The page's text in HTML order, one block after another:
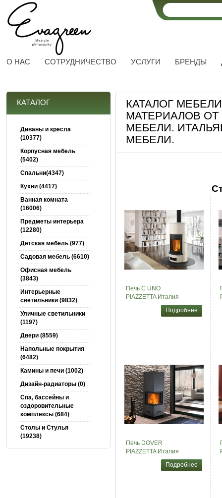
О НАС СОТРУДНИЧЕСТВО УСЛУГИ БРЕНДЫ
КАТАЛОГ
Диваны и кресла
(10377)
Корпусная мебель
(5402)
Спальни(4347)
Кухни (4417)
Ванная комната
(16006)
Предметы интерьера
(12280)
Детская мебель (977)
Садовая мебель (6610)
Офисная мебель
(3843)
Интерьерные
светильники (9832)
Уличные светильники
(1197)
Двери (8559)
Напольные покрытия
(6482)
Камины и печи (1002)
Дизайн-радиаторы (0)
Спа, бассейны и
оздоровительные
комплексы (684)
Столы и Cтулья
(19238)
КАТАЛОГ
МАТЕРИАЛОВ
МЕБЕЛИ.
МЕБЕЛИ.
Печь C UNO
PIAZZETTA Италия
Подробнее
Печь DOVER
PIAZZETTA Италия
Подробнее